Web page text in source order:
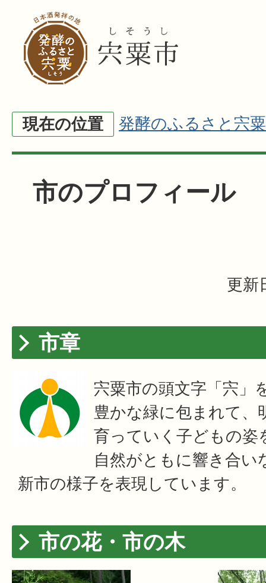
現在の位置 発酵のふるさと宍粟
市のプロフィール
更新
市章
宍粟市の頭文字「宍」
豊かな緑に包まれて、
育っていく子どもの姿
自然がともに響き合
新市の様子を表現しています。
市の花・市の木